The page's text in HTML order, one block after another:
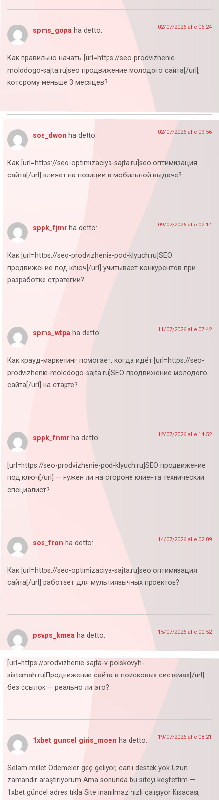
spms_gopa ha detto: 02/07/2026 alle 06:24
Как правильно начать [url=https://seo-prodvizhenie-
molodogo-sajta.ru]seo продвижение молодого сайта[/url],
которому меньше 3 месяцев?
sos_dwon ha detto: 02/07/2026 alle 09:56
Как [url=https://seo-optimizaciya-sajta.ru]seo оптимизация
сайта[/url] влияет на позиции в мобильной выдаче?
sppk_fjmr ha detto: 09/07/2026 alle 02:14
Как [url=https://seo-prodvizhenie-pod-klyuch.ru]SEO
продвижение под ключ[/url] учитывает конкурентов при
разработке стратегии?
spms_wtpa ha detto: 11/07/2026 alle 07:42
Как крауд-маркетинг помогает, когда идёт [url=https://seo-
prodvizhenie-molodogo-sajta.ru]SEO продвижение молодого
сайта[/url] на старте?
sppk_fnmr ha detto: 12/07/2026 alle 14:52
[url=https://seo-prodvizhenie-pod-klyuch.ru]SEO продвижение
под ключ[/url] — нужен ли на стороне клиента технический
специалист?
sos_fron ha detto: 14/07/2026 alle 02:09
Как [url=https://seo-optimizaciya-sajta.ru]seo оптимизация
сайта[/url] работает для мультиязычных проектов?
psvps_kmea ha detto: 15/07/2026 alle 00:52
[url=https://prodvizhenie-sajta-v-poiskovyh-
sistemah.ru]Продвижение сайта в поисковых системах[/url]
без ссылок — реально ли это?
1xbet guncel giris_moen ha detto: 19/07/2026 alle 08:21
Selam millet Ödemeler geç geliyor, canlı destek yok Uzun
zamandır araştırıyorum Ama sonunda bu siteyi keşfettim —
1xbet güncel adres tıkla Site inanılmaz hızlı çalışıyor Kısacası,